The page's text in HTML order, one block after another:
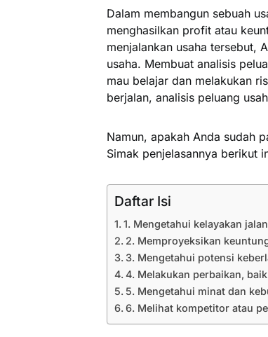
Dalam membangun sebuah
menghasilkan profit atau
menjalankan usaha tersebut,
usaha. Membuat analisis
mau belajar dan melakukan
berjalan, analisis peluang
Namun, apakah Anda sudah
Simak penjelasannya berikut
Daftar Isi
1. Mengetahui kelayakan
2. Memproyeksikan
3. Mengetahui potensi
4. Melakukan perbaikan,
5. Mengetahui minat dan
6. Melihat kompetitor atau